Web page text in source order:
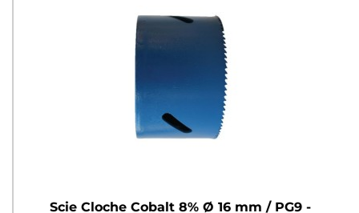
Scie Cloche Cobalt 8% Ø 16 mm / PG9 -